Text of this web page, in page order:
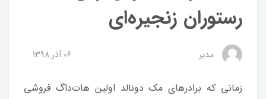
رستوران زنجیره‌ای
مدیر 06 آذر 1398
زمانی که برادرهای مک دونالد اولین هات‌داگ فروشی